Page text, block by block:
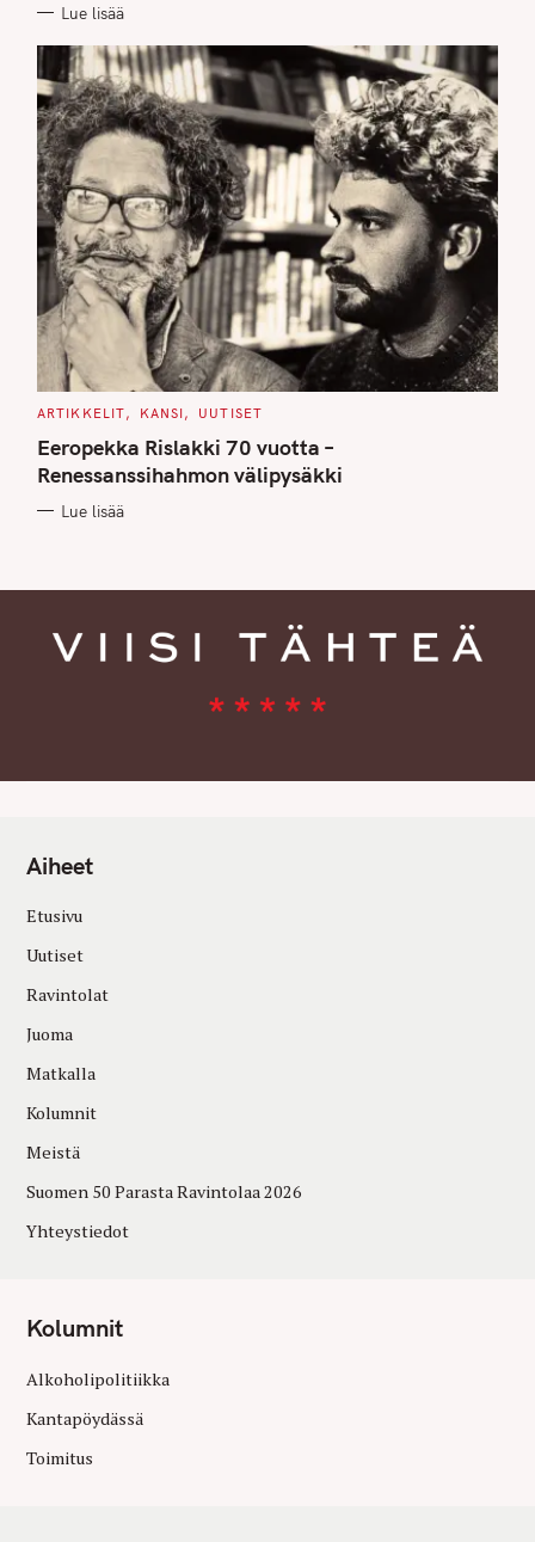
S
Lue lisää
C
T
E
G
O
I
ARTIKKELIT KANSI UUTISET
Eeropekka Rislakki 70 vuotta –
Renessanssihahmon välipysäkki
Lue lisää
Aiheet
Etusivu
Uutiset
Ravintolat
Juoma
Matkalla
Kolumnit
Meistä
Suomen 50 Parasta Ravintolaa 2026
Yhteystiedot
Kolumnit
Alkoholipolitiikka
Kantapöydässä
Toimitus